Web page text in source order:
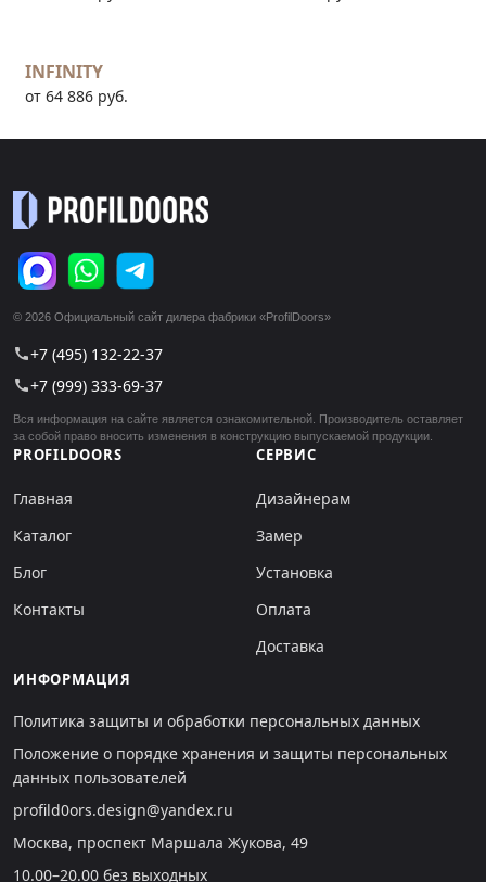
INFINITY
от 64 886 руб.
© 2026 Официальный сайт дилера фабрики «ProfilDoors»
call+7 (495) 132-22-37
call+7 (999) 333-69-37
Вся информация на сайте является ознакомительной. Производитель оставляет
за собой право вносить изменения в конструкцию выпускаемой продукции.
PROFILDOORS
Главная
Каталог
Блог
Контакты
СЕРВИС
Дизайнерам
Замер
Установка
Оплата
Доставка
ИНФОРМАЦИЯ
Политика защиты и обработки персональных данных
Положение о порядке хранения и защиты персональных
данных пользователей
profild0ors.design@yandex.ru
Москва, проспект Маршала Жукова, 49
10.00–20.00 без выходных